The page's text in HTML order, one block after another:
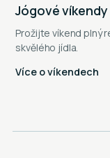
Jógové víkendy
Prožijte víkend plný
skvělého jídla.
Více o víkendech